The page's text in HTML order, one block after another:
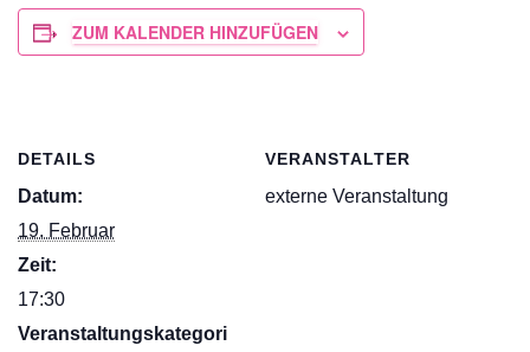
ZUM KALENDER HINZUFÜGEN
DETAILS
Datum:
19. Februar
Zeit:
17:30
Veranstaltungskategori
VERANSTALTER
externe Veranstaltung